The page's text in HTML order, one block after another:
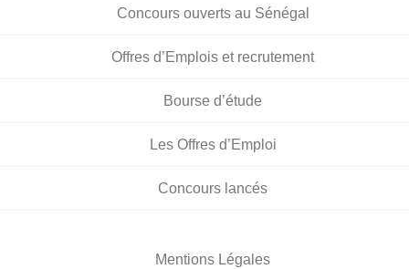
Concours ouverts au Sénégal
Offres d’Emplois et recrutement
Bourse d’étude
Les Offres d’Emploi
Concours lancés
Mentions Légales